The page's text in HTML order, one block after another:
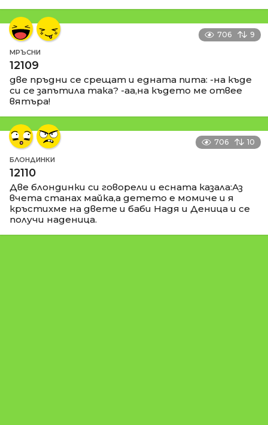
706 9
МРЪСНИ
12109
две пръдни се срещат и едната пита: -на къде
си се запътила така? -аа,на където ме отвее
вятъра!
706 10
БЛОНДИНКИ
12110
Две блондинки си говорели и есната казала:Аз
вчета станах майка,а детето е момиче и я
кръстихме на двете и баби Надя и Деница и се
получи наденица.